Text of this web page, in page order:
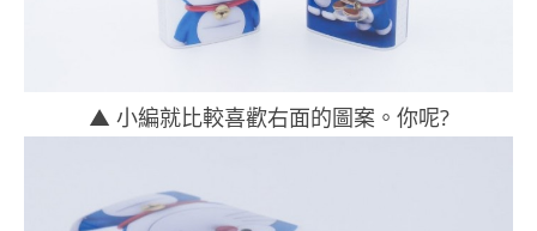
▲ 小編就比較喜歡右面的圖案。你呢?